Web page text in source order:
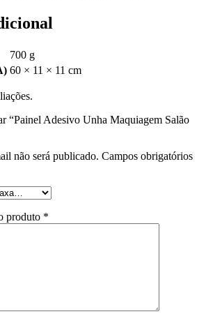
700 g
60 × 11 × 11 cm
“Painel Adesivo Unha Maquiagem Salão
não será publicado. Campos obrigatórios
produto *